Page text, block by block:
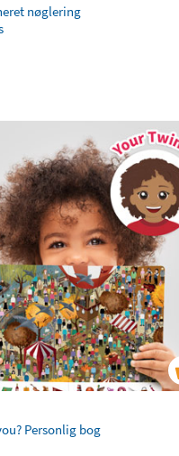
nøglering
Personlig bog